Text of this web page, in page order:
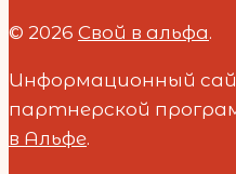
© 2026 Свой в альфа.
Информационный
партнерской
в Альфе.